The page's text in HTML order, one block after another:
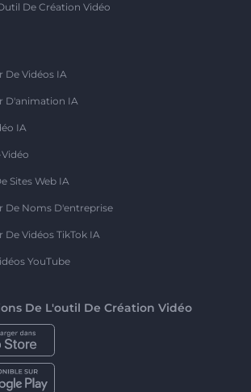
De Création Vidéo
De Vidéos IA
D'animation IA
IA
Sites Web IA
De Noms D'entreprise
De Vidéos TikTok IA
YouTube
De L'outil De Création Vidéo